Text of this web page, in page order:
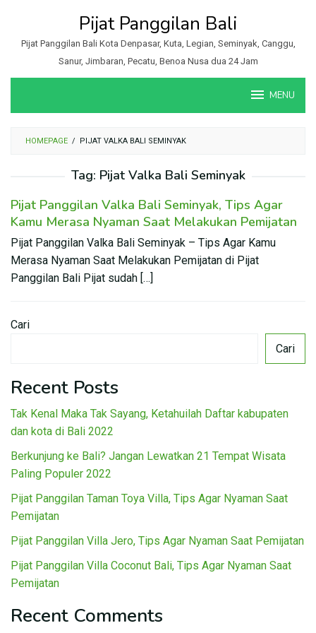
konten
Pijat Panggilan Bali
Pijat Panggilan Bali Kota Denpasar, Kuta, Legian, Seminyak, Canggu,
Sanur, Jimbaran, Pecatu, Benoa Nusa dua 24 Jam
MENU
HOMEPAGE / PIJAT VALKA BALI SEMINYAK
Tag: Pijat Valka Bali Seminyak
Pijat Panggilan Valka Bali Seminyak, Tips Agar
Kamu Merasa Nyaman Saat Melakukan Pemijatan
Pijat Panggilan Valka Bali Seminyak – Tips Agar Kamu
Merasa Nyaman Saat Melakukan Pemijatan di Pijat
Panggilan Bali Pijat sudah […]
Cari
Cari
Recent Posts
Tak Kenal Maka Tak Sayang, Ketahuilah Daftar kabupaten
dan kota di Bali 2022
Berkunjung ke Bali? Jangan Lewatkan 21 Tempat Wisata
Paling Populer 2022
Pijat Panggilan Taman Toya Villa, Tips Agar Nyaman Saat
Pemijatan
Pijat Panggilan Villa Jero, Tips Agar Nyaman Saat Pemijatan
Pijat Panggilan Villa Coconut Bali, Tips Agar Nyaman Saat
Pemijatan
Recent Comments